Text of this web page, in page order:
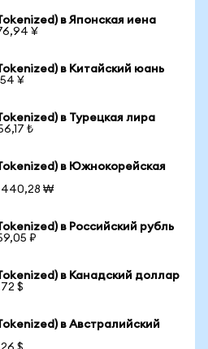
в Японская иена
¥
в Китайский юань
¥
в Турецкая лира
₺
в Южнокорейская
440,28 ₩
в Российский рубль
₽
в Канадский доллар
$
в Австралийский